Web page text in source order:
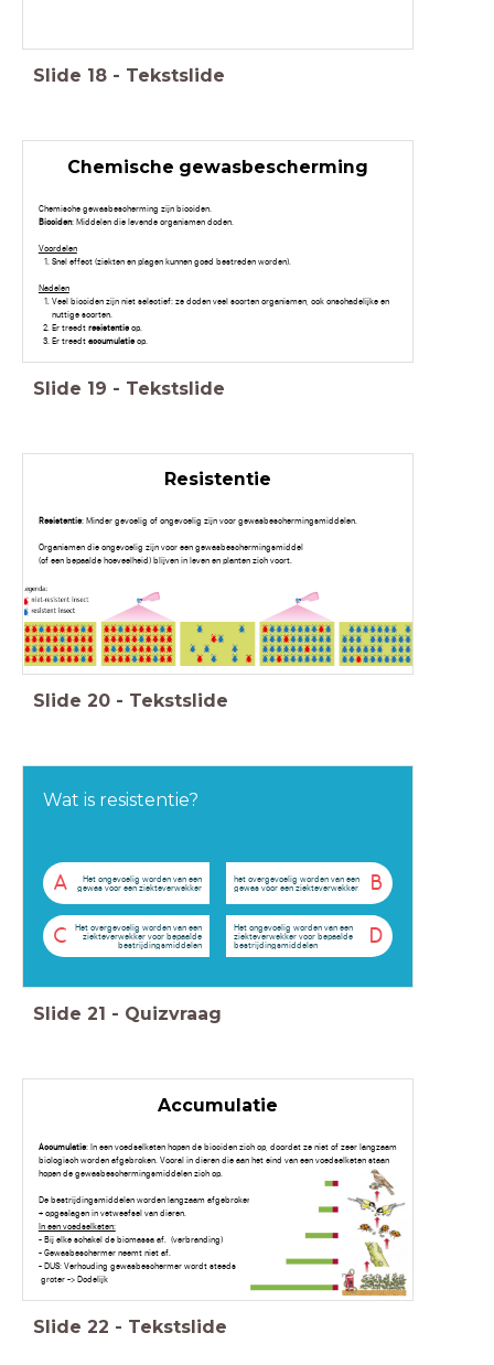
Slide 18 - Tekstslide
Chemische gewasbescherming
Chemische gewasbescherming zijn biociden.
Biociden: Middelen die levende organismen doden.
Voordelen
Snel effect (ziekten en plagen kunnen goed bestreden worden).
Nadelen
Veel biociden zijn niet selectief: ze doden veel soorten organismen, ook onschadelijke en
nuttige soorten.
Er treedt resistentie op.
Er treedt accumulatie op.
Slide 19 - Tekstslide
Resistentie
Resistentie: Minder gevoelig of ongevoelig zijn voor gewasbeschermingsmiddelen.
Organismen die ongevoelig zijn voor een gewasbeschermingsmiddel
(of een bepaalde hoeveelheid) blijven in leven en planten zich voort.
Slide 20 - Tekstslide
Wat is resistentie?
A
Het ongevoelig worden van een
gewas voor een ziekteverwekker
B
het overgevoelig worden van een
gewas voor een ziekteverwekker
C
Het overgevoelig worden van een
ziekteverwekker voor bepaalde
bestrijdingsmiddelen
D
Het ongevoelig worden van een
ziekteverwekker voor bepaalde
bestrijdingsmiddelen
Slide 21 - Quizvraag
Accumulatie
Accumulatie: In een voedselketen hopen de biociden zich op, doordat ze niet of zeer langzaam
biologisch worden afgebroken. Vooral in dieren die aan het eind van een voedselketen staan
hopen de gewasbeschermingsmiddelen zich op.
De bestrijdingsmiddelen worden langzaam afgebroken
+ opgeslagen in vetweefsel van dieren.
In een voedselketen:
- Bij elke schakel de biomassa af. (verbranding)
- Gewasbeschermer neemt niet af.
- DUS: Verhouding gewasbeschermer wordt steeds
groter -> Dodelijk
Slide 22 - Tekstslide